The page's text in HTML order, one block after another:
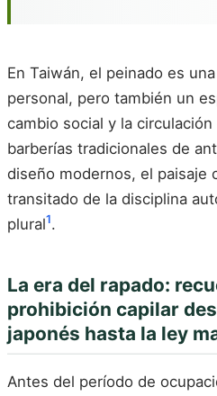
En Taiwán, el peinado es
personal, pero también un
cambio social y la
barberías tradicionales de
diseño modernos, el paisaje
transitado de la disciplina
plural1.
La era del rapado:
prohibición capilar
japonés hasta la ley
Antes del período de